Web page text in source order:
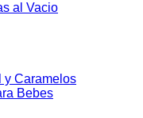
al Vacio
y Caramelos
Bebes